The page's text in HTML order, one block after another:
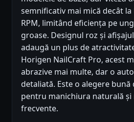
semnificativ mai mică decât la
RPM, limitând eficiența pe
groase. Designul roz și
adaugă un plus de
Horigen NailCraft Pro, acest
abrazive mai multe, dar o
detaliată. Este o alegere
pentru manichiura naturală
frecvente.